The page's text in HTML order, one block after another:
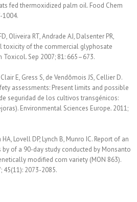
fed thermoxidized palm oil. Food Chem
1004.
RT, Andrade AJ, Dalsenter PR,
toxicity of the commercial glyphosate
Toxicol. Sep 2007; 81: 665–673.
E, Gress S, de Vendômois JS, Cellier D.
assessments: Present limits and possible
seguridad de los cultivos transgénicos:
Environmental Sciences Europe. 2011;
Lovell DP, Lynch B, Munro IC. Report of an
of a 90-day study conducted by Monsanto
modified corn variety (MON 863).
45(11): 2073-2085.